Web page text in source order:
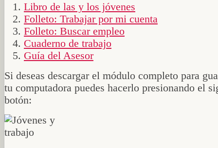
Libro de las y los jóvenes
Folleto: Trabajar por mi cuenta
Folleto: Buscar empleo
Cuaderno de trabajo
Guía del Asesor
Si deseas descargar el módulo completo para
tu computadora puedes hacerlo presionando el
botón: